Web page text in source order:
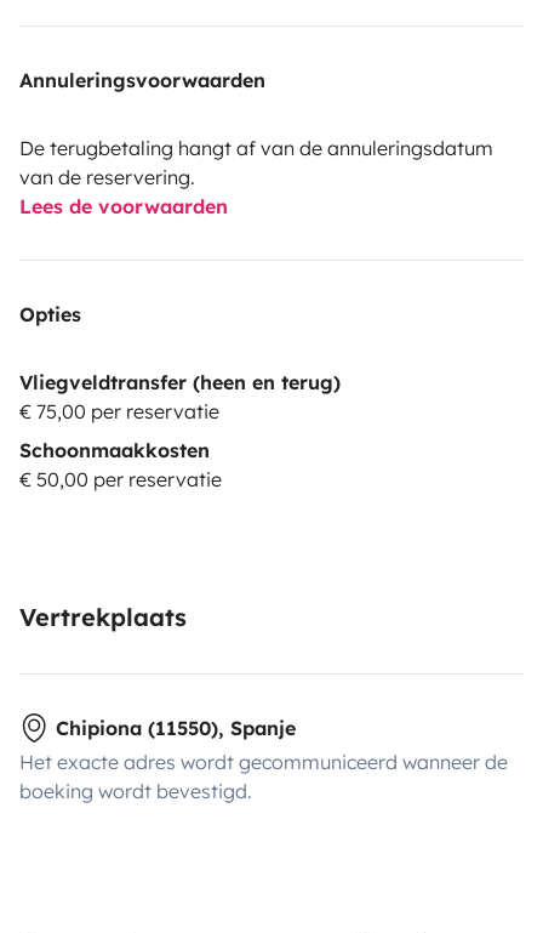
Annuleringsvoorwaarden
De terugbetaling hangt af van de annuleringsdatum
van de reservering.
Lees de voorwaarden
Opties
Vliegveldtransfer (heen en terug)
€ 75,00 per reservatie
Schoonmaakkosten
€ 50,00 per reservatie
Vertrekplaats
Chipiona (11550), Spanje
Het exacte adres wordt gecommuniceerd wanneer de
boeking wordt bevestigd.